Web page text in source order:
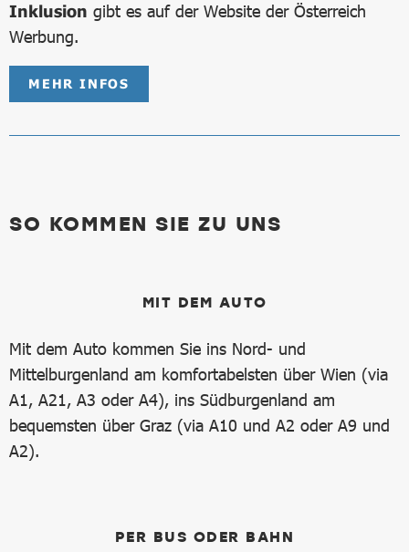
Inklusion gibt es auf der Website der Österreich
Werbung.
MEHR INFOS
SO KOMMEN SIE ZU UNS
MIT DEM AUTO
Mit dem Auto kommen Sie ins Nord- und
Mittelburgenland am komfortabelsten über Wien (via
A1, A21, A3 oder A4), ins Südburgenland am
bequemsten über Graz (via A10 und A2 oder A9 und
A2).
PER BUS ODER BAHN